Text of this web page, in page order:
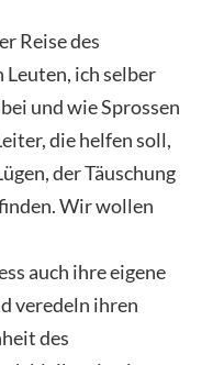
Reise des
Leuten, ich selber
und wie Sprossen
die helfen soll,
der Täuschung
Wir wollen
auch ihre eigene
veredeln ihren
des